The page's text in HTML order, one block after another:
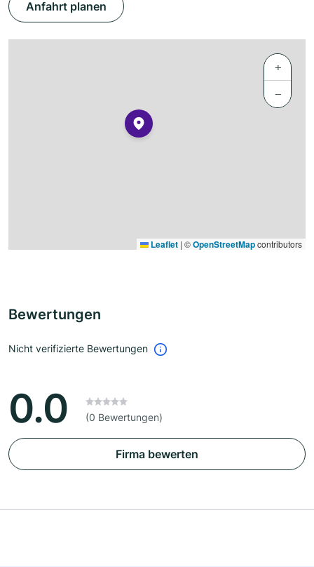
Anfahrt planen
+
−
Leaflet | ©OpenStreetMapcontributors
Bewertungen
Nicht verifizierte Bewertungen
0.0 (0 Bewertungen)
Firma bewerten